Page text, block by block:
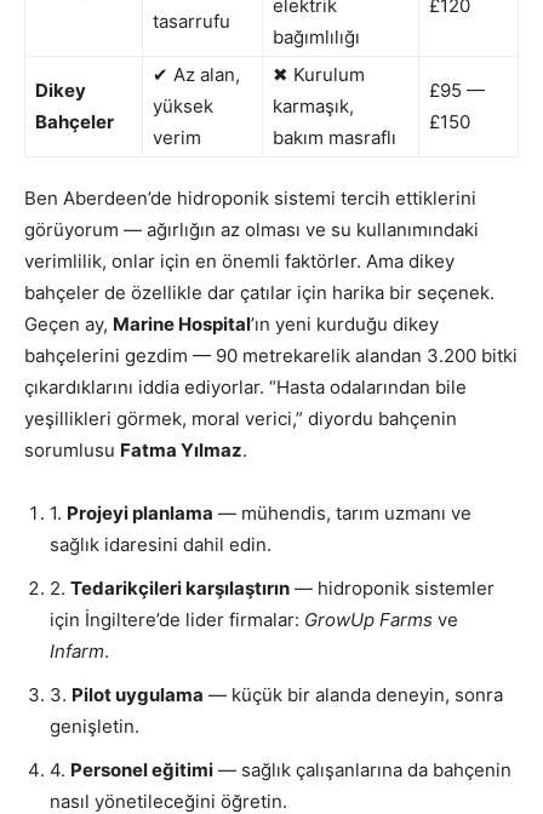
tasarrufu
elektrik
bağımlılığı
£120
Dikey
Bahçeler
✔ Az alan,
yüksek
verim
✖ Kurulum
karmaşık,
bakım masraflı
£95 —
£150
Ben Aberdeen’de hidroponik sistemi tercih ettiklerini
görüyorum — ağırlığın az olması ve su kullanımındaki
verimlilik, onlar için en önemli faktörler. Ama dikey
bahçeler de özellikle dar çatılar için harika bir seçenek.
Geçen ay, Marine Hospital’ın yeni kurduğu dikey
bahçelerini gezdim — 90 metrekarelik alandan 3.200 bitki
çıkardıklarını iddia ediyorlar. “Hasta odalarından bile
yeşillikleri görmek, moral verici,” diyordu bahçenin
sorumlusu Fatma Yılmaz.
1. Projeyi planlama — mühendis, tarım uzmanı ve
sağlık idaresini dahil edin.
2. Tedarikçileri karşılaştırın — hidroponik sistemler
için İngiltere’de lider firmalar: GrowUp Farms ve
Infarm.
3. Pilot uygulama — küçük bir alanda deneyin, sonra
genişletin.
4. Personel eğitimi — sağlık çalışanlarına da bahçenin
nasıl yönetileceğini öğretin.